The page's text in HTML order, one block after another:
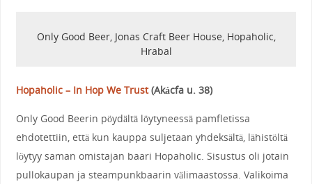
Only Good Beer, Jonas Craft Beer House, Hopaholic,
Hrabal
Hopaholic – In Hop We Trust(Akácfa u. 38)
Only Good Beerin pöydältä löytyneessä pamfletissa
ehdotettiin, että kun kauppa suljetaan yhdeksältä, lähistöltä
löytyy saman omistajan baari Hopaholic. Sisustus oli jotain
pullokaupan ja steampunkbaarin välimaastossa. Valikoima